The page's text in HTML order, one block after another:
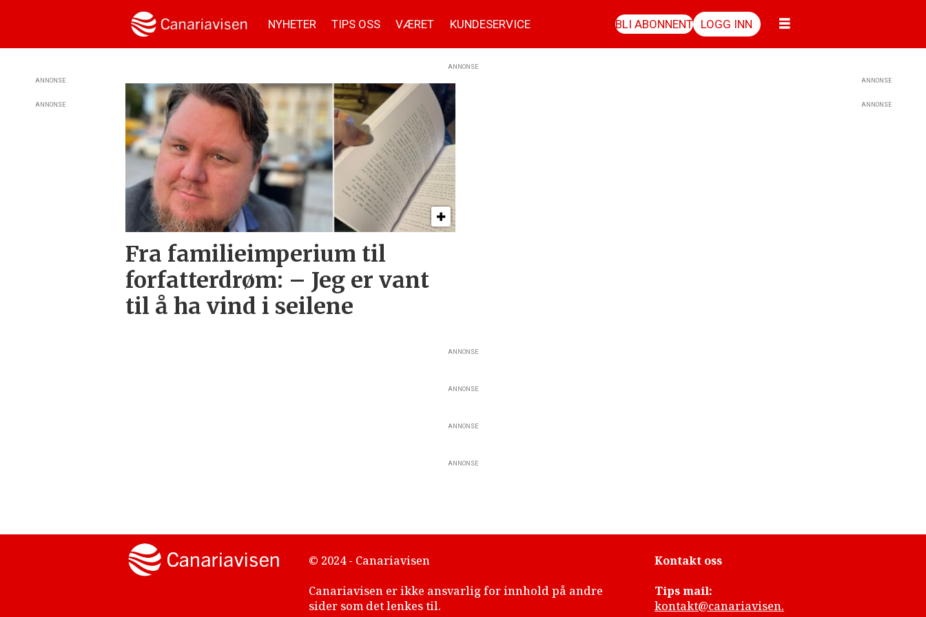
NYHETER TIPS OSS VÆRET KUNDESERVICE BLI ABONNENT LOGG INN
Tag:
ANNONSE
Fra familieimperium til
forfatterdrøm: – Jeg er vant
til å ha vind i seilene
ANNONSE
ANNONSE
ANNONSE
ANNONSE
ANNONSE
ANNONSE
ANNONSE
ANNONSE
© 2024 - Canariavisen
Canariavisen er ikke ansvarlig for innhold på andre
sider som det lenkes til.
Kontakt oss
Tips mail:
kontakt@canariavisen.